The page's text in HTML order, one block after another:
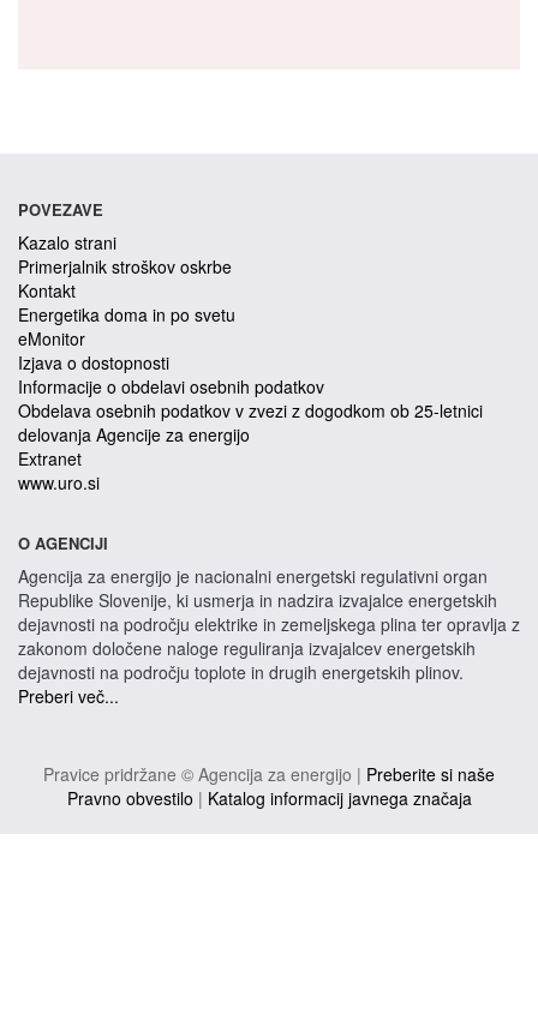
POVEZAVE
Kazalo strani
Primerjalnik stroškov oskrbe
Kontakt
Energetika doma in po svetu
eMonitor
Izjava o dostopnosti
Informacije o obdelavi osebnih podatkov
Obdelava osebnih podatkov v zvezi z dogodkom ob 25-letnici
delovanja Agencije za energijo
Extranet
www.uro.si
O AGENCIJI
Agencija za energijo je nacionalni energetski regulativni organ
Republike Slovenije, ki usmerja in nadzira izvajalce energetskih
dejavnosti na področju elektrike in zemeljskega plina ter opravlja z
zakonom določene naloge reguliranja izvajalcev energetskih
dejavnosti na področju toplote in drugih energetskih plinov.
Preberi več...
Pravice pridržane © Agencija za energijo | Preberite si naše
Pravno obvestilo | Katalog informacij javnega značaja